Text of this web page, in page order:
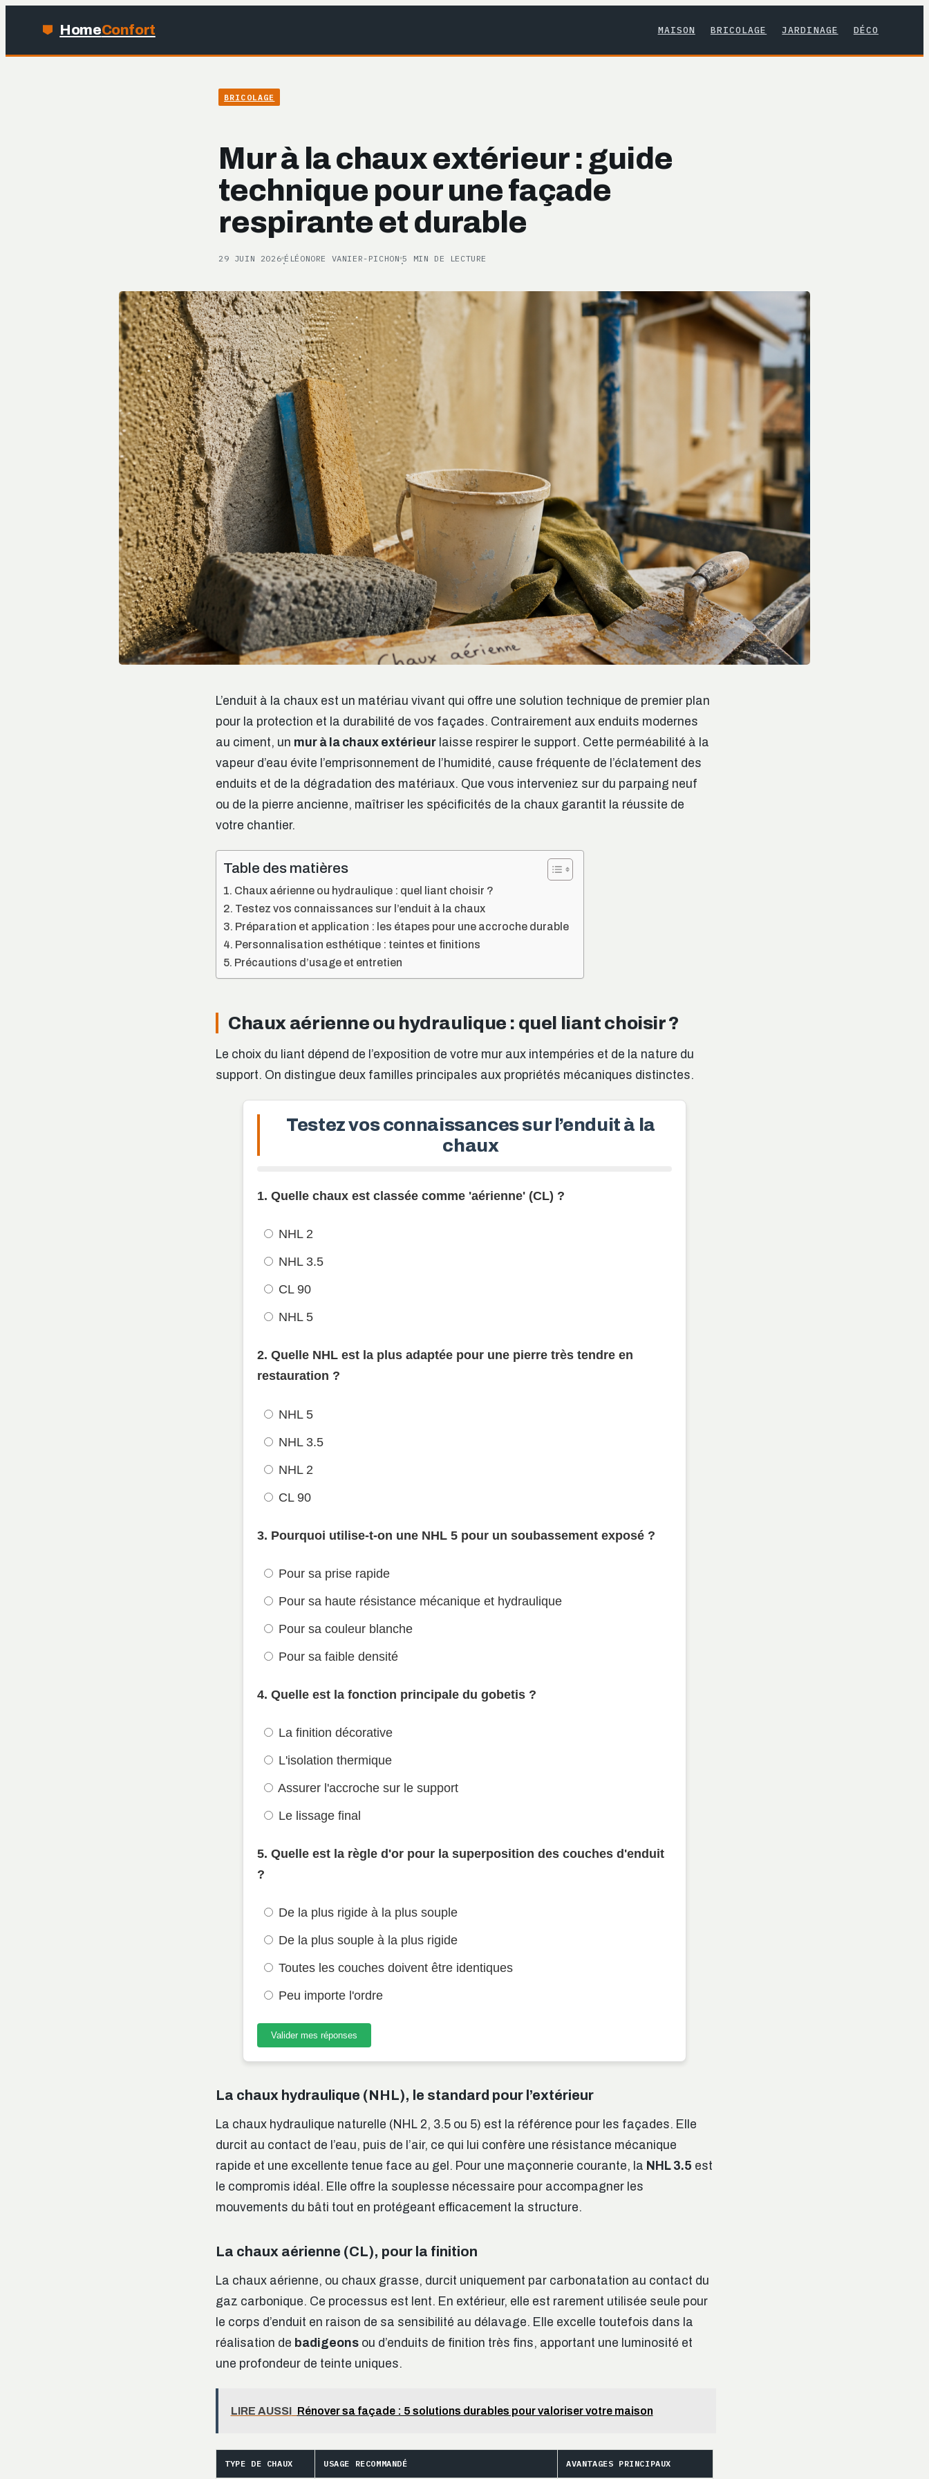
HomeConfort MAISON BRICOLAGE JARDINAGE DÉCO
BRICOLAGE
Mur à la chaux extérieur : guide
technique pour une façade
respirante et durable
29 JUIN 2026·ÉLÉONORE VANIER-PICHON·5 MIN DE LECTURE
L’enduit à la chaux est un matériau vivant qui offre une solution technique de premier plan
pour la protection et la durabilité de vos façades. Contrairement aux enduits modernes
au ciment, un mur à la chaux extérieur laisse respirer le support. Cette perméabilité à la
vapeur d’eau évite l’emprisonnement de l’humidité, cause fréquente de l’éclatement des
enduits et de la dégradation des matériaux. Que vous interveniez sur du parpaing neuf
ou de la pierre ancienne, maîtriser les spécificités de la chaux garantit la réussite de
votre chantier.
Table des matières
Chaux aérienne ou hydraulique : quel liant choisir ?
Testez vos connaissances sur l’enduit à la chaux
Préparation et application : les étapes pour une accroche durable
Personnalisation esthétique : teintes et finitions
Précautions d’usage et entretien
Chaux aérienne ou hydraulique : quel liant choisir ?
Le choix du liant dépend de l’exposition de votre mur aux intempéries et de la nature du
support. On distingue deux familles principales aux propriétés mécaniques distinctes.
Testez vos connaissances sur l’enduit à la
chaux
1. Quelle chaux est classée comme 'aérienne' (CL) ?
NHL 2
NHL 3.5
CL 90
NHL 5
2. Quelle NHL est la plus adaptée pour une pierre très tendre en
restauration ?
NHL 5
NHL 3.5
NHL 2
CL 90
3. Pourquoi utilise-t-on une NHL 5 pour un soubassement exposé ?
Pour sa prise rapide
Pour sa haute résistance mécanique et hydraulique
Pour sa couleur blanche
Pour sa faible densité
4. Quelle est la fonction principale du gobetis ?
La finition décorative
L'isolation thermique
Assurer l'accroche sur le support
Le lissage final
5. Quelle est la règle d'or pour la superposition des couches d'enduit
?
De la plus rigide à la plus souple
De la plus souple à la plus rigide
Toutes les couches doivent être identiques
Peu importe l'ordre
Valider mes réponses
La chaux hydraulique (NHL), le standard pour l’extérieur
La chaux hydraulique naturelle (NHL 2, 3.5 ou 5) est la référence pour les façades. Elle
durcit au contact de l’eau, puis de l’air, ce qui lui confère une résistance mécanique
rapide et une excellente tenue face au gel. Pour une maçonnerie courante, la NHL 3.5 est
le compromis idéal. Elle offre la souplesse nécessaire pour accompagner les
mouvements du bâti tout en protégeant efficacement la structure.
La chaux aérienne (CL), pour la finition
La chaux aérienne, ou chaux grasse, durcit uniquement par carbonatation au contact du
gaz carbonique. Ce processus est lent. En extérieur, elle est rarement utilisée seule pour
le corps d’enduit en raison de sa sensibilité au délavage. Elle excelle toutefois dans la
réalisation de badigeons ou d’enduits de finition très fins, apportant une luminosité et
une profondeur de teinte uniques.
LIRE AUSSI Rénover sa façade : 5 solutions durables pour valoriser votre maison
TYPE DE CHAUX USAGE RECOMMANDÉ AVANTAGES PRINCIPAUX